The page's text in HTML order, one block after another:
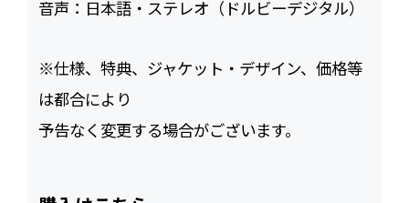
音声： 日本語・ステレオ（ドルビーデジタル）
※仕様、特典、ジャケット・デザイン、価格等
は都合により
予告なく変更する場合がございます。